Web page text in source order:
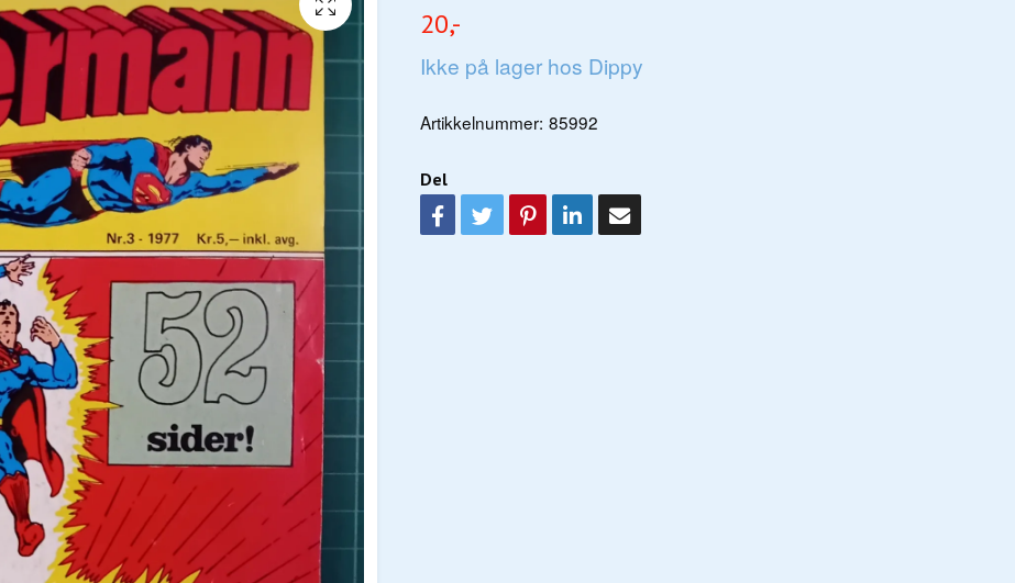
20,-
Ikke på lager hos Dippy
Artikkelnummer: 85992
Del